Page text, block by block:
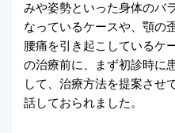
みや姿勢といった身体のバ
なっているケースや、顎の
腰痛を引き起こしているケ
の治療前に、まず初診時に
して、治療方法を提案させ
話しておられました。